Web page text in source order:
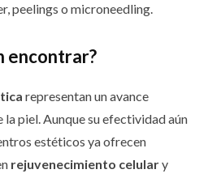
peelings o microneedling.
encontrar?
representan un avance
la piel. Aunque su efectividad aún
estéticos ya ofrecen
rejuvenecimiento celulary